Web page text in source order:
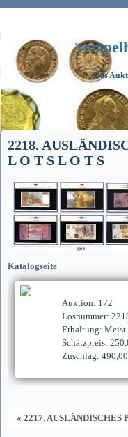
Das
2218.
L O T S L O T S
Katalogseite
Auktion: 172
Losnummer:
Erhaltung: Meist
Schätzpreis:
Zuschlag:
« 2217. AUSLÄNDISCHES